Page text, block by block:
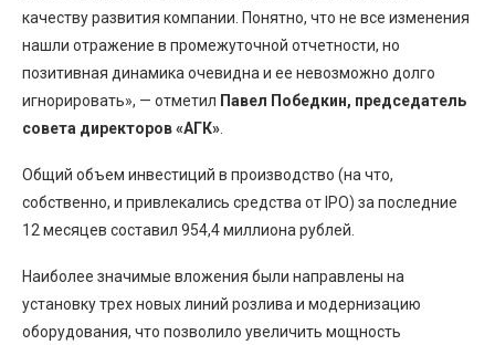
качеству развития компании. Понятно, что не все изменения
нашли отражение в промежуточной отчетности, но
позитивная динамика очевидна и ее невозможно долго
игнорировать», — отметил Павел Победкин, председатель
совета директоров «АГК»
Общий объем инвестиций в производство (на что,
собственно, и привлекались средства от IPO) за последние
12 месяцев составил 954,4 миллиона рублей.
Наиболее значимые вложения были направлены на
установку трех новых линий розлива и модернизацию
оборудования, что позволило увеличить мощность